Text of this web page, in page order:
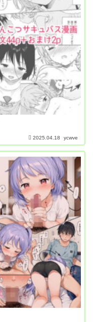
2025.04.18 ycwve